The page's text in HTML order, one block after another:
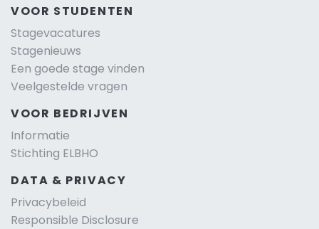
VOOR STUDENTEN
Stagevacatures
Stagenieuws
Een goede stage vinden
Veelgestelde vragen
VOOR BEDRIJVEN
Informatie
Stichting ELBHO
DATA & PRIVACY
Privacybeleid
Responsible Disclosure